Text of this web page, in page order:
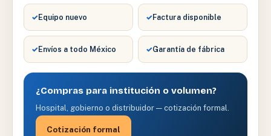
✓Equipo nuevo ✓Factura disponible
✓Envíos a todo México ✓Garantía de fábrica
¿Compras para institución o volumen?
Hospital, gobierno o distribuidor — cotización formal.
Cotización formal